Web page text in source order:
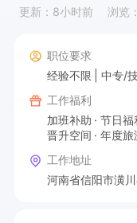
更新：8小时前
浏览
职位要求
经验不限
中专/
工作福利
加班补助
节日福
晋升空间
年度旅
工作地址
河南省信阳市潢